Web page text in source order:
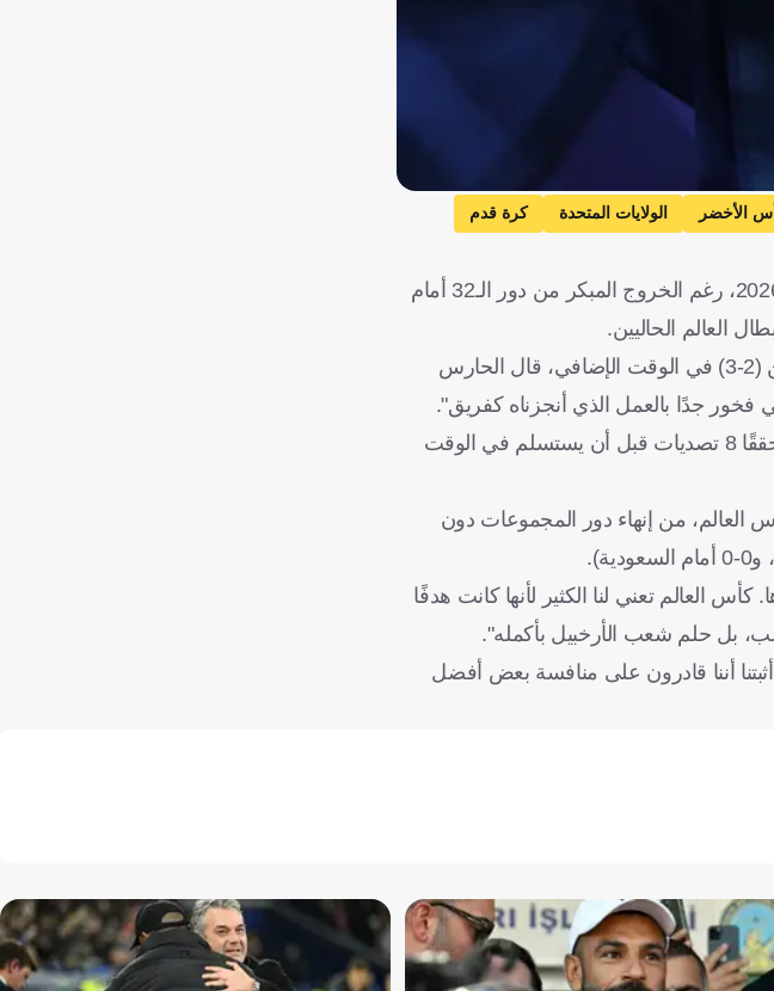
الأخضر الولايات المتحدة كرة قدم
أعرب فوزينيا، حارس مرمى منتخب الرأس الأخضر، عن فخره واعتزازه بأداء فريقه في كأس العالم 2026، رغم الخروج المبكر من دور الـ32 أمام
العالم الحاليين.
وفي تصريحات صحفية بالمنطقة المختلطة في ملعب هارد روك بميامي، عقب الخسارة أمام الأرجنتين (2-3) في الوقت الإضافي، قال الحارس
وأضاف فوزينيا، الذي قدم أداءً بطوليًا في المباراة وحافظ لفترة طويلة على التعادل ضد الأرجنتينيين، محققًا 8 تصديات قبل أن يستسلم في الوقت
العالم، من إنهاء دور المجموعات دون
العالم تعني لنا الكثير لأنها كانت هدفًا
بل حلم شعب الأرخبيل بأكمله".
أننا قادرون على منافسة بعض أفضل